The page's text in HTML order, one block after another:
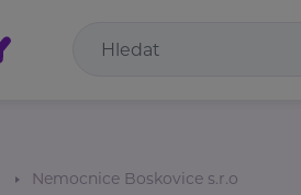
Nemocnice Boskovice s.r.o